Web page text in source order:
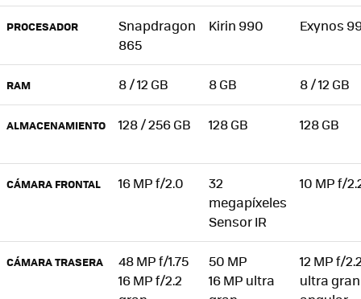
PROCESADOR
Snapdragon
865
Kirin 990 Exynos
RAM 8 / 12 GB 8 GB 8 / 12 GB
ALMACENAMIENTO 128 / 256 GB 128 GB 128 GB
CÁMARA FRONTAL 16 MP f/2.0
32
megapíxeles
Sensor IR
10 MP f/
CÁMARA TRASERA
48 MP f/1.75
16 MP f/2.2
50 MP
16 MP ultra
12 MP f/
ultra gran